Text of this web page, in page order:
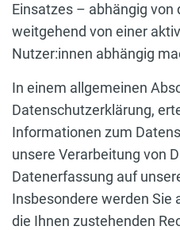
Einsatzes – abhängig von
weitgehend von einer
Nutzer:innen abhängig
In einem allgemeinen
Datenschutzerklärung,
Informationen zum
unsere Verarbeitung von
Datenerfassung auf
Insbesondere werden Sie
die Ihnen zustehenden